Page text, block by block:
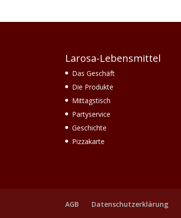
Larosa-Lebensmittel
Das Geschäft
Die Produkte
Mittagstisch
Partyservice
Geschichte
Pizzakarte
AGB Datenschutzerklärung